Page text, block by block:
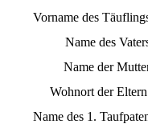
Vorname des
Name des
Name der
Wohnort der
Name des 1.